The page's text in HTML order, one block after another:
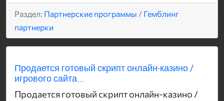
Раздел: Партнерские программы / Гемблинг
партнерки
Продается готовый скрипт онлайн-казино /
игрового сайта...
Продается готовый скрипт онлайн-казино /